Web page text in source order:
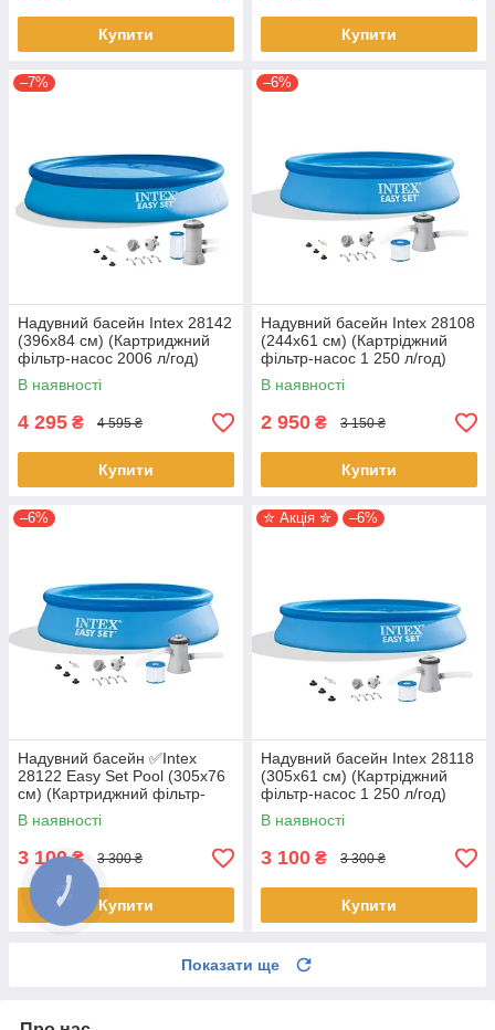
Купити Купити
–7%
Надувний басейн Intex 28142
(396х84 см) (Картриджний
фільтр-насос 2006 л/год)
В наявності
4 295 ₴ 4 595 ₴
Купити
–6%
Надувний басейн Intex 28108
(244х61 см) (Картріджний
фільтр-насос 1 250 л/год)
В наявності
2 950 ₴ 3 150 ₴
Купити
–6%
Надувний басейн ✅️Intex
28122 Easy Set Pool (305х76
см) (Картриджний фільтр-
насос 1250 л/год)
В наявності
3 100₴ 3 300 ₴
Купити
✮ Акція ✮ –6%
Надувний басейн Intex 28118
(305x61 см) (Картріджний
фільтр-насос 1 250 л/год)
В наявності
3 100 ₴ 3 300 ₴
Купити
Показати ще